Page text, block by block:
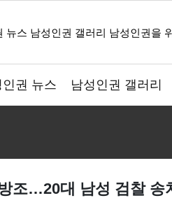
인권 뉴스 남성인권 갤러리
조…20대 남성 검찰 송